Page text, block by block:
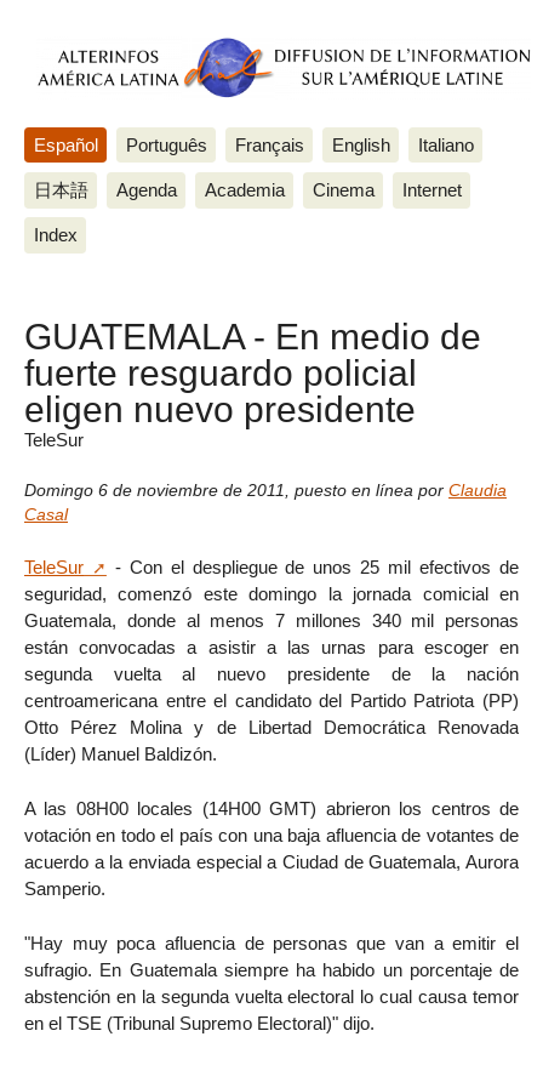
Español Português Français English Italiano
日本語 Agenda Academia Cinema Internet
Index
GUATEMALA - En medio de
fuerte resguardo policial
eligen nuevo presidente
TeleSur
Domingo 6 de noviembre de 2011 puesto en línea por Claudia
Casal
TeleSur
- Con el despliegue de unos 25 mil efectivos de
seguridad, comenzó este domingo la jornada comicial en
Guatemala, donde al menos 7 millones 340 mil personas
están convocadas a asistir a las urnas para escoger en
segunda vuelta al nuevo presidente de la nación
centroamericana entre el candidato del Partido Patriota (PP)
Otto Pérez Molina y de Libertad Democrática Renovada
(Líder) Manuel Baldizón.
A las 08H00 locales (14H00 GMT) abrieron los centros de
votación en todo el país con una baja afluencia de votantes de
acuerdo a la enviada especial a Ciudad de Guatemala, Aurora
Samperio.
"Hay muy poca afluencia de personas que van a emitir el
sufragio. En Guatemala siempre ha habido un porcentaje de
abstención en la segunda vuelta electoral lo cual causa temor
en el TSE (Tribunal Supremo Electoral)" dijo.